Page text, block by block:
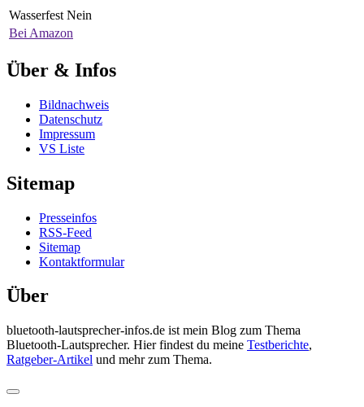
Wasserfest Nein
Bei Amazon
Über & Infos
Bildnachweis
Datenschutz
Impressum
VS Liste
Sitemap
Presseinfos
RSS-Feed
Sitemap
Kontaktformular
Über
bluetooth-lautsprecher-infos.de ist mein Blog zum Thema
Bluetooth-Lautsprecher. Hier findest du meine Testberichte,
Ratgeber-Artikel und mehr zum Thema.